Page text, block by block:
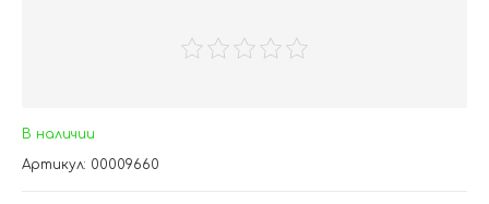
В наличии
Артикул: 00009660